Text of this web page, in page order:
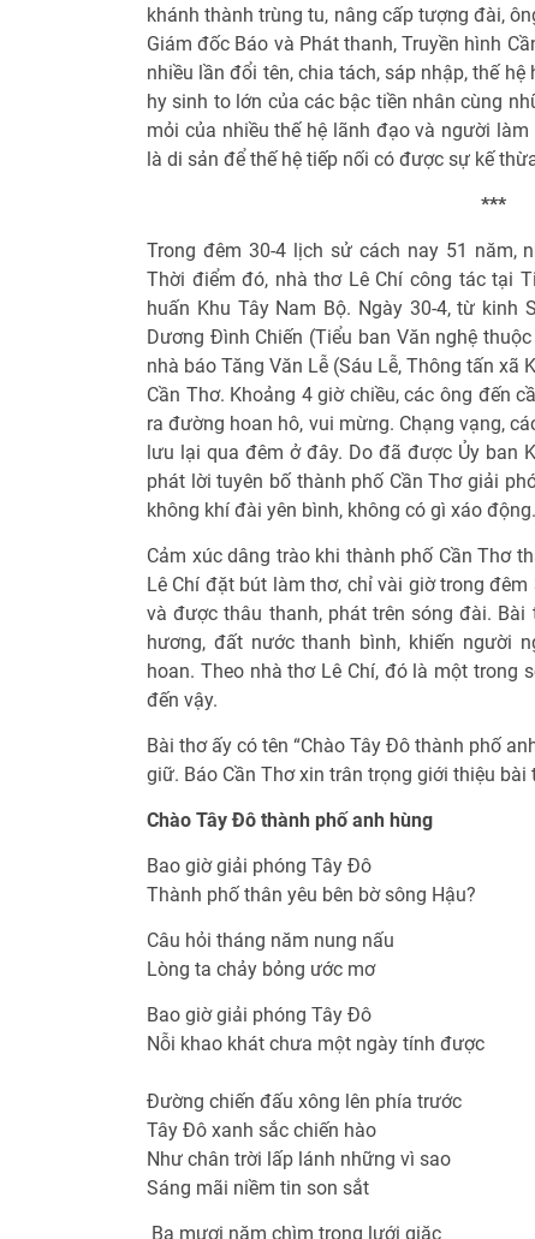
khánh thành trùng tu, nâng cấp tượng đài,
Giám đốc Báo và Phát thanh, Truyền hình
nhiều lần đổi tên, chia tách, sáp nhập, thế
hy sinh to lớn của các bậc tiền nhân cùng
mỏi của nhiều thế hệ lãnh đạo và người
là di sản để thế hệ tiếp nối có được sự kế
***
Trong đêm 30-4 lịch sử cách nay 51 năm,
Thời điểm đó, nhà thơ Lê Chí công tác tại
huấn Khu Tây Nam Bộ. Ngày 30-4, từ kinh
Dương Đình Chiến (Tiểu ban Văn nghệ
nhà báo Tăng Văn Lễ (Sáu Lễ, Thông tấn xã
Cần Thơ. Khoảng 4 giờ chiều, các ông đến
ra đường hoan hô, vui mừng. Chạng vạng,
lưu lại qua đêm ở đây. Do đã được Ủy ban
phát lời tuyên bố thành phố Cần Thơ giải
không khí đài yên bình, không có gì xáo động.
Cảm xúc dâng trào khi thành phố Cần Thơ
Lê Chí đặt bút làm thơ, chỉ vài giờ trong
và được thâu thanh, phát trên sóng đài.
hương, đất nước thanh bình, khiến người
hoan. Theo nhà thơ Lê Chí, đó là một trong
đến vậy.
Bài thơ ấy có tên “Chào Tây Đô thành phố
giữ. Báo Cần Thơ xin trân trọng giới thiệu bài
Chào Tây Đô thành phố anh hùng
Bao giờ giải phóng Tây Đô
Thành phố thân yêu bên bờ sông Hậu?
Câu hỏi tháng năm nung nấu
Lòng ta chảy bỏng ước mơ
Bao giờ giải phóng Tây Đô
Nỗi khao khát chưa một ngày tính được
Đường chiến đấu xông lên phía trước
Tây Đô xanh sắc chiến hào
Như chân trời lấp lánh những vì sao
Sáng mãi niềm tin son sắt
Ba mươi năm chìm trong lưới giặc